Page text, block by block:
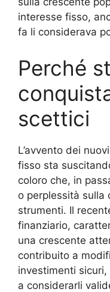
interesse fisso,
fa li considerava
Perché
scettici
L’avvento dei
fisso sta
coloro che, in
o perplessità sulla
strumenti. Il
finanziario,
una crescente
contribuito a
investimenti
a considerarli